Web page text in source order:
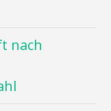
nach